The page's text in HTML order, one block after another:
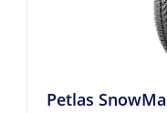
Petlas